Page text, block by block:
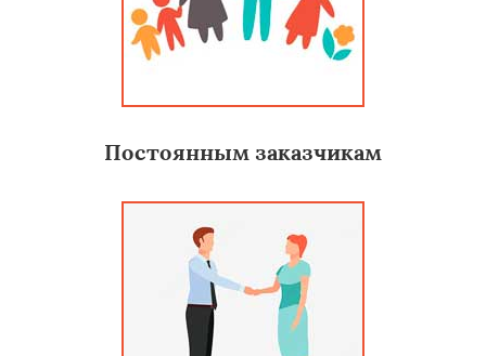
Постоянным заказчикам